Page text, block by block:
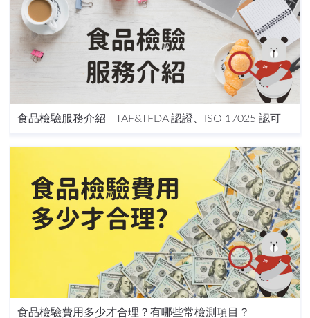
食品檢驗服務介紹 - TAF&TFDA 認證、ISO 17025 認可
食品檢驗費用多少才合理？有哪些常檢測項目？